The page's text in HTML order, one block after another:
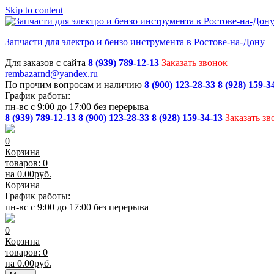
Skip to content
Запчасти для электро и бензо инструмента в Ростове-на-Дону
Для заказов с сайта 8 (939) 789-12-13 Заказать звонок
rembazarnd@yandex.ru
По прочим вопросам и наличию 8 (900) 123-28-33 8 (928) 159-
График работы:
пн-вс с 9:00 до 17:00 без перерыва
8 (939) 789-12-13 8 (900) 123-28-33 8 (928) 159-34-13 Заказать
0
Корзина
товаров: 0
на 0.00руб.
Корзина
График работы:
пн-вс с 9:00 до 17:00 без перерыва
0
Корзина
товаров: 0
на 0.00руб.